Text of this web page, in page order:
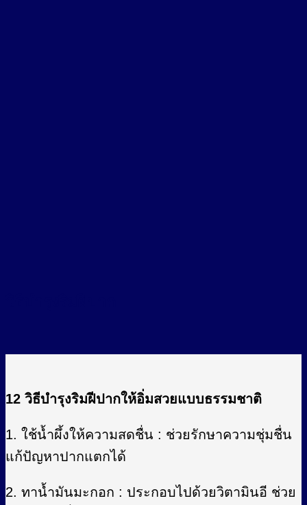
12 วิธีบำรุงริมฝีปากให้อิ่มสวยแบบธรรมชาติ
1. ใช้น้ำผึ้งให้ความสดชื่น : ช่วยรักษาความชุ่มชื่น
แก้ปัญหาปากแตกได้
2. ทาน้ำมันมะกอก : ประกอบไปด้วยวิตามินอี ช่วย